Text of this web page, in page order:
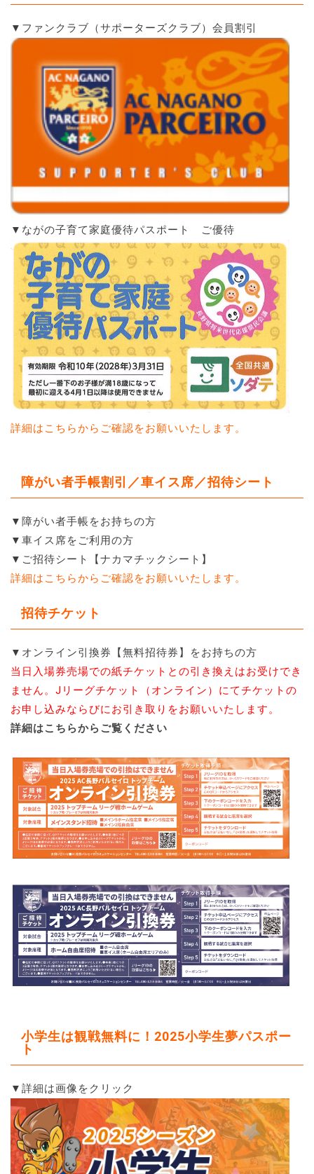
▼ファンクラブ（サポーターズクラブ）会員割引
▼ながの子育て家庭優待パスポート ご優待
詳細はこちらからご確認をお願いいたします。
障がい者手帳割引／車イス席／招待シート
▼障がい者手帳をお持ちの方
▼車イス席をご利用の方
▼ご招待シート【ナカマチックシート】
詳細はこちらからご確認をお願いいたします。
招待チケット
▼オンライン引換券【無料招待券】をお持ちの方
当日入場券売場での紙チケットとの引き換えはお受けでき
ません。Jリーグチケット（オンライン）にてチケットの
お申し込みならびにお引き取りをお願いいたします。
詳細はこちらからご覧ください
小学生は観戦無料に！2025小学生夢パスポー
ト
▼詳細は画像をクリック